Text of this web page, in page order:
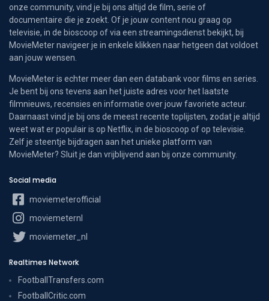
onze community, vind je bij ons altijd de film, serie of
documentaire die je zoekt. Of je jouw content nou graag op
televisie, in de bioscoop of via een streamingsdienst bekijkt, bij
MovieMeter navigeer je in enkele klikken naar hetgeen dat voldoet
aan jouw wensen.
MovieMeter is echter meer dan een databank voor films en series.
Je bent bij ons tevens aan het juiste adres voor het laatste
filmnieuws, recensies en informatie over jouw favoriete acteur.
Daarnaast vind je bij ons de meest recente toplijsten, zodat je altijd
weet wat er populair is op Netflix, in de bioscoop of op televisie.
Zelf je steentje bijdragen aan het unieke platform van
MovieMeter? Sluit je dan vrijblijvend aan bij onze community.
Social media
moviemeterofficial
moviemeternl
moviemeter_nl
Realtimes Network
FootballTransfers.com
FootballCritic.com